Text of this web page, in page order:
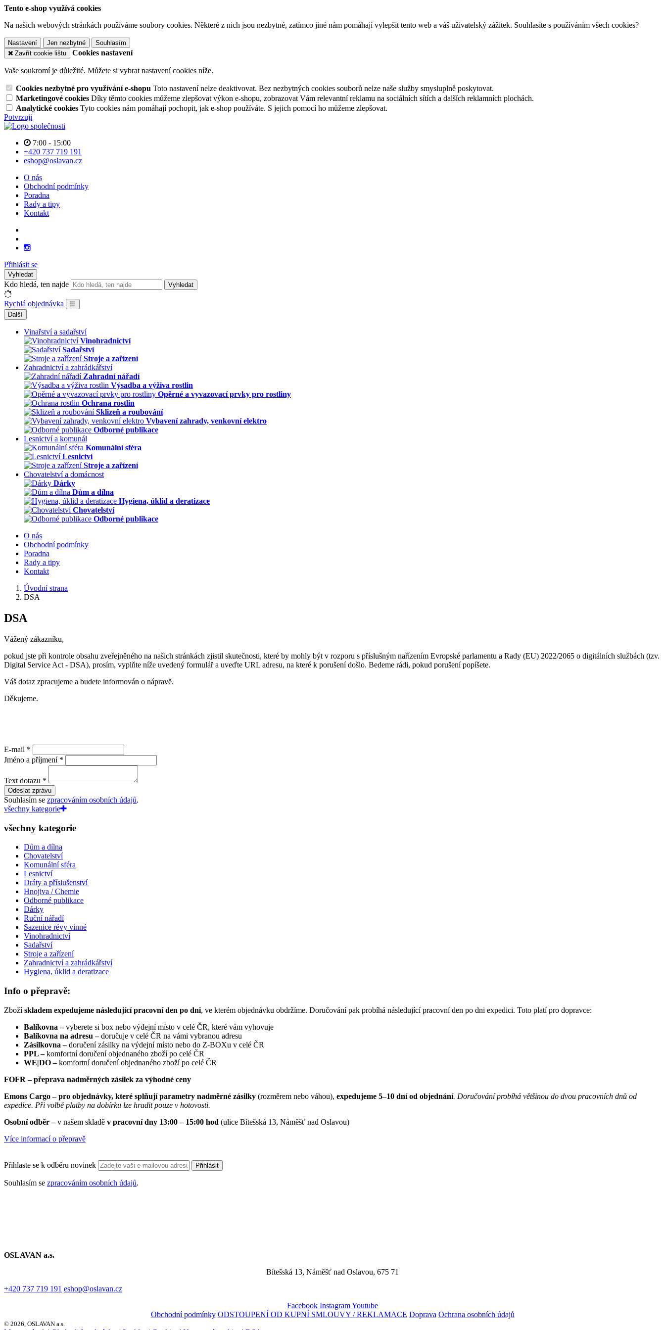
Tento e-shop využívá cookies
Na našich webových stránkách používáme soubory cookies. Některé z nich jsou nezbytné, zatímco jiné nám pomáhají vylepšit tento web a váš uživatelský zážitek. Souhlasíte s používáním všech cookies?
Nastavení Jen nezbytné
Souhlasím
Zavřít cookie lištu
Cookies nastavení
Vaše soukromí je důležité. Můžete si vybrat nastavení cookies níže.
Cookies nezbytné pro využívání e-shopu Toto nastavení nelze deaktivovat. Bez nezbytných cookies souborů nelze naše služby smysluplně poskytovat.
Marketingové cookies Díky těmto cookies můžeme zlepšovat výkon e-shopu, zobrazovat Vám relevantní reklamu na sociálních sítích a dalších reklamních plochách.
Analytické cookies Tyto cookies nám pomáhají pochopit, jak e-shop používáte. S jejich pomocí ho můžeme zlepšovat.
Potvrzuji
7:00 - 15:00
+420 737 719 191
eshop@oslavan.cz
O nás
Obchodní podmínky
Poradna
Rady a tipy
Kontakt
Přihlásit se
Vyhledat
Kdo hledá, ten najde Vyhledat
Rychlá objednávka
☰
Další
Vinařství a sadařství
Vinohradnictví
Sadařství
Stroje a zařízení
Zahradnictví a zahrádkářství
Zahradní nářadí
Výsadba a výživa rostlin
Opěrné a vyvazovací prvky pro rostliny
Ochrana rostlin
Sklizeň a roubování
Vybavení zahrady, venkovní elektro
Odborné publikace
Lesnictví a komunál
Komunální sféra
Lesnictví
Stroje a zařízení
Chovatelství a domácnost
Dárky
Dům a dílna
Hygiena, úklid a deratizace
Chovatelství
Odborné publikace
O nás
Obchodní podmínky
Poradna
Rady a tipy
Kontakt
Úvodní strana
DSA
DSA
Vážený zákazníku,
pokud jste při kontrole obsahu zveřejněného na našich stránkách zjistil skutečnosti, které by mohly být v rozporu s příslušným nařízením Evropské parlamentu a Rady (EU) 2022/2065 o digitálních službách (tzv.
Digital Service Act - DSA), prosím, vyplňte níže uvedený formulář a uveďte URL adresu, na které k porušení došlo. Bedeme rádi, pokud porušení popíšete.
Váš dotaz zpracujeme a budete informován o nápravě.
Děkujeme.
E-mail *
Jméno a příjmení *
Text dotazu *
Odeslat zprávu
Souhlasím se zpracováním osobních údajů.
všechny kategorie
všechny kategorie
Dům a dílna
Chovatelství
Komunální sféra
Lesnictví
Dráty a příslušenství
Hnojiva / Chemie
Odborné publikace
Dárky
Ruční nářadí
Sazenice révy vinné
Vinohradnictví
Sadařství
Stroje a zařízení
Zahradnictví a zahrádkářství
Hygiena, úklid a deratizace
Info o přepravě:
Zbožískladem expedujeme následující pracovní den po dni, ve kterém objednávku obdržíme. Doručování pak probíhá následující pracovní den po dni expedici. Toto platí pro dopravce:
Balíkovna –vyberete si box nebo výdejní místo v celé ČR, které vám vyhovuje
Balíkovna na adresu –doručuje v celé ČR na vámi vybranou adresu
Zásilkovna –doručení zásilky na výdejní místo nebo do Z-BOXu v celé ČR
PPL –komfortní doručení objednaného zboží po celé ČR
WE|DO –komfortní doručení objednaného zboží po celé ČR
FOFR – přeprava nadměrných zásilek za výhodné ceny
Emons Cargo – pro objednávky, které splňují parametry nadměrné zásilky (rozměrem nebo váhou), expedujeme 5–10 dní od objednání. Doručování probíhá většinou do dvou pracovních dnů od
expedice. Při volbě platby na dobírku lze hradit pouze v hotovosti.
Osobní odběr –v našem skladě v pracovní dny 13:00 – 15:00 hod (ulice Bítešská 13, Náměšť nad Oslavou)
Více informací o přepravě
Přihlaste se k odběru novinek Přihlásit
Souhlasím se zpracováním osobních údajů.
OSLAVAN a.s.
Bítešská 13, Náměšť nad Oslavou, 675 71
+420 737 719 191 eshop@oslavan.cz
Facebook InstagramYoutube
Obchodní podmínky ODSTOUPENÍ OD KUPNÍ SMLOUVY / REKLAMACE Doprava Ochrana osobních údajů
© 2026, OSLAVAN a.s.